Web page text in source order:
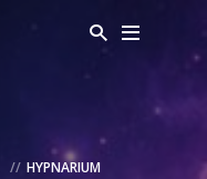
HYPNARIUM